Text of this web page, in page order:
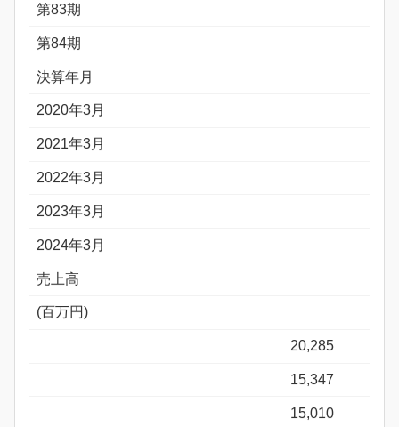
第83期
第84期
決算年月
2020年3月
2021年3月
2022年3月
2023年3月
2024年3月
売上高
(百万円)
20,285
15,347
15,010